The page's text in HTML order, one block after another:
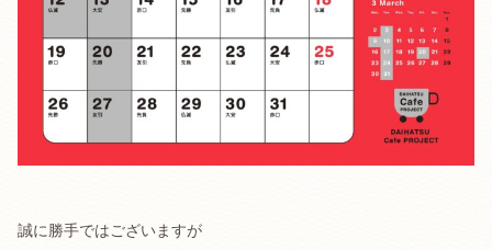
誠に勝手ではございますが